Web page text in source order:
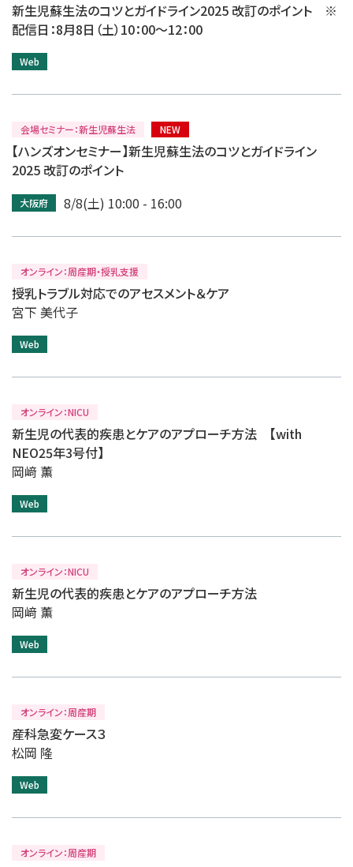
新生児蘇生法のコツとガイドライン2025 改訂のポイント ※
配信日：8月8日（土）10：00～12：00
Web
会場セミナー：新生児蘇生法 NEW
【ハンズオンセミナー】新生児蘇生法のコツとガイドライン
2025 改訂のポイント
大阪府 8/8(土) 10:00 - 16:00
オンライン：周産期・授乳支援
授乳トラブル対応でのアセスメント＆ケア
宮下 美代子
Web
オンライン：NICU
新生児の代表的疾患とケアのアプローチ方法 【with
NEO25年3号付】
岡﨑 薫
Web
オンライン：NICU
新生児の代表的疾患とケアのアプローチ方法
岡﨑 薫
Web
オンライン：周産期
産科急変ケース３
松岡 隆
Web
オンライン：周産期